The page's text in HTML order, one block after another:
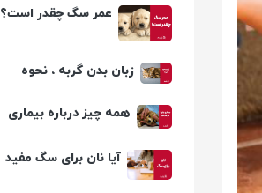
تشخیص و درمان
عمر سگ چقدر است؟
زبان بدن گربه ، نحوه
همه چیز درباره بیماری
آیا نان برای سگ مفید